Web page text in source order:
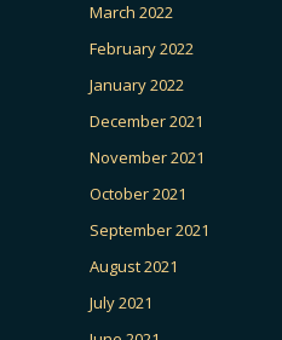
March 2022
February 2022
January 2022
December 2021
November 2021
October 2021
September 2021
August 2021
July 2021